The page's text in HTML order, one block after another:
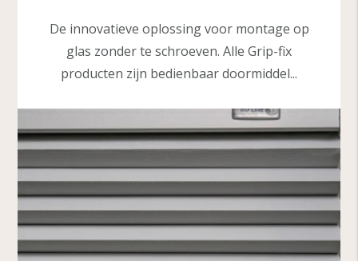
De innovatieve oplossing voor montage op
glas zonder te schroeven. Alle Grip-fix
producten zijn bedienbaar doormiddel...